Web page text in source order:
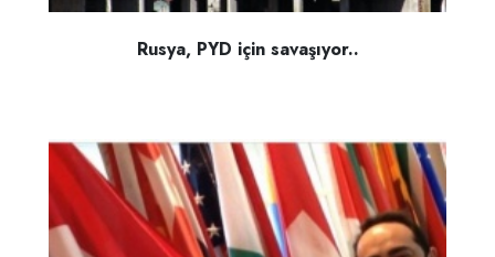
Rusya, PYD için savaşıyor..